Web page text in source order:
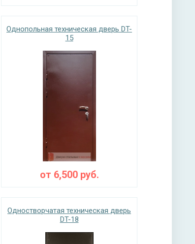
Однопольная техническая дверь DT-
15
от 6,500руб.
Одностворчатая техническая дверь
DT-18